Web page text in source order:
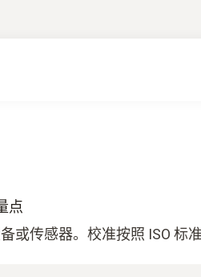
点
或传感器。校准按照 ISO 标准